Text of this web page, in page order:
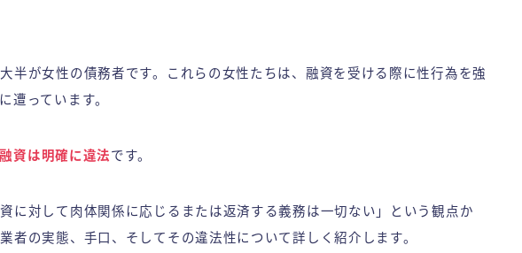
半が女性の債務者です。これらの女性たちは、融資を受ける際に性行為を強
遭っています。
資は明確に違法です。
に対して肉体関係に応じるまたは返済する義務は一切ない」という観点か
者の実態、手口、そしてその違法性について詳しく紹介します。